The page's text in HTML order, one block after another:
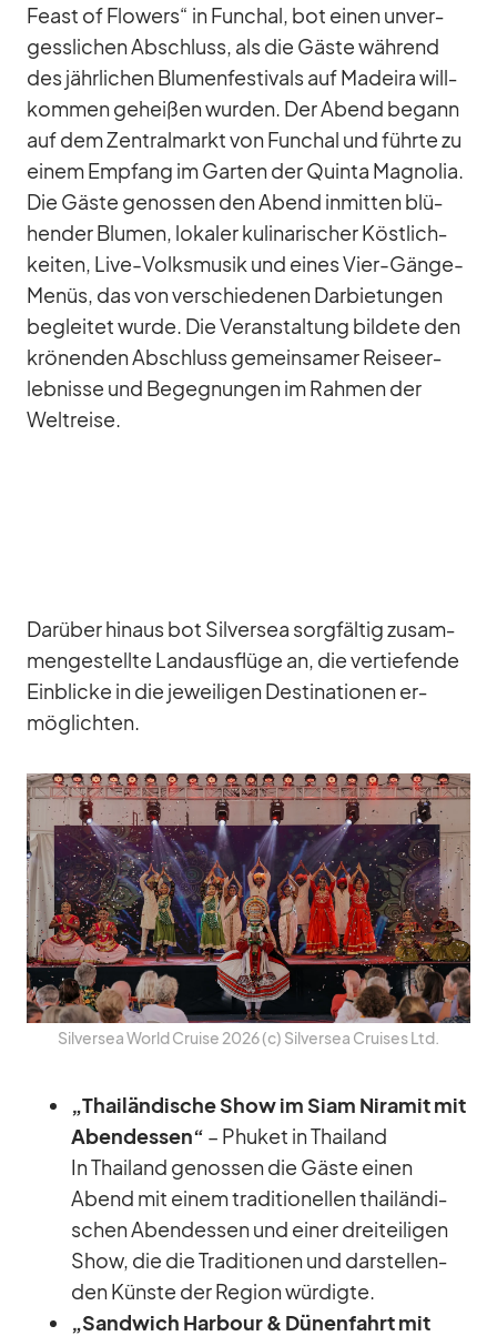
Fe­ast of Flowers“ in Fun­chal, bot ei­nen un­ver­
gess­li­chen Ab­schluss, als die Gäste wäh­rend
des jähr­li­chen Blu­men­fes­ti­vals auf Ma­deira will­
kom­men ge­hei­ßen wur­den. Der Abend be­gann
auf dem Zen­tral­markt von Fun­chal und führte zu
ei­nem Emp­fang im Gar­ten der Quinta Ma­gno­lia.
Die Gäste ge­nos­sen den Abend in­mit­ten blü­
hen­der Blu­men, lo­ka­ler ku­li­na­ri­scher Köst­lich­
kei­ten, Live-Volks­mu­sik und ei­nes Vier-Gänge-
Me­nüs, das von ver­schie­de­nen Dar­bie­tun­gen
be­glei­tet wurde. Die Ver­an­stal­tung bil­dete den
krö­nen­den Ab­schluss ge­mein­sa­mer Rei­se­er­
leb­nisse und Be­geg­nun­gen im Rah­men der
Welt­reise.
Dar­über hin­aus bot Sil­ver­sea sorg­fäl­tig zu­sam­
men­ge­stellte Land­aus­flüge an, die ver­tie­fende
Ein­bli­cke in die je­wei­li­gen De­sti­na­tio­nen er­
mög­lich­ten.
Sil­ver­sea World Cruise 2026 (c) Sil­ver­sea Crui­ses Ltd.
„Thai­län­di­sche Show im Siam Ni­ra­mit mit
Abend­essen“ – Phu­ket in Thai­land
In Thai­land ge­nos­sen die Gäste ei­nen
Abend mit ei­nem tra­di­tio­nel­len thai­län­di­
schen Abend­essen und ei­ner drei­tei­li­gen
Show, die die Tra­di­tio­nen und dar­stel­len­
den Künste der Re­gion wür­digte.
„Sand­wich Har­bour & Dü­nen­fahrt mit